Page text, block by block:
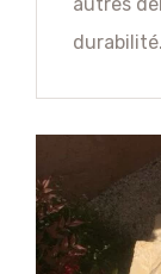
durabilité.